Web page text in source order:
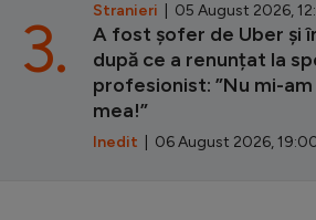
Stranieri | 05 August 2026,
A fost șofer de Uber și
după ce a renunțat la
profesionist: ”Nu mi-
mea!”
Inedit | 06 August 2026,
3.